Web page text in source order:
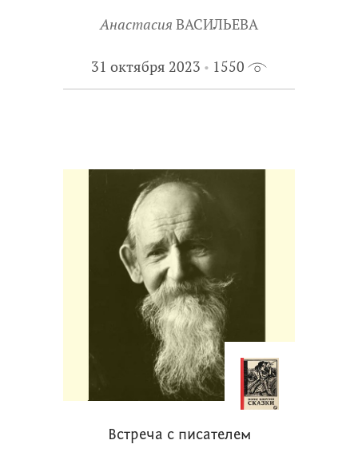
Анастасия ВАСИЛЬЕВА
31 октября 2023 1550
Встреча с писателем